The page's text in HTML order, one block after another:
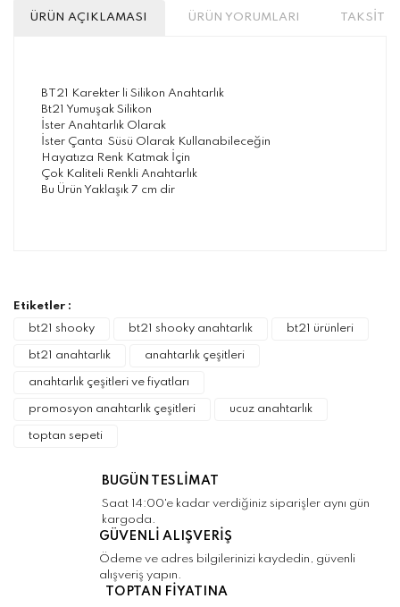
ÜRÜN AÇIKLAMASI ÜRÜN YORUMLARI TAKSİT
BT21 Karekter li Silikon Anahtarlık
Bt21 Yumuşak Silikon
İster Anahtarlık Olarak
İster Çanta Süsü Olarak Kullanabileceğin
Hayatıza Renk Katmak İçin
Çok Kaliteli Renkli Anahtarlık
Bu Ürün Yaklaşık 7 cm dir
Görüş ve önerileriniz için teşekkür ederiz.
Ürün resmi kalitesiz, bozuk veya
Ürün açıklamasında eksik bilgiler bulunuyor.
Ürün bilgilerinde hatalar bulunuyor.
Ürün fiyatı diğer sitelerden daha pahalı.
Gönder
Etiketler :
bt21 shooky
bt21 shooky anahtarlık bt21 ürünleri
bt21 anahtarlık anahtarlık çeşitleri
anahtarlık çeşitleri ve fiyatları
promosyon anahtarlık çeşitleri ucuz anahtarlık
toptan sepeti
BUGÜN TESLİMAT
Saat 14:00'e kadar verdiğiniz siparişler aynı gün
kargoda.
GÜVENLİ ALIŞVERİŞ
Ödeme ve adres bilgilerinizi kaydedin, güvenli
alışveriş yapın.
TOPTAN FİYATINA